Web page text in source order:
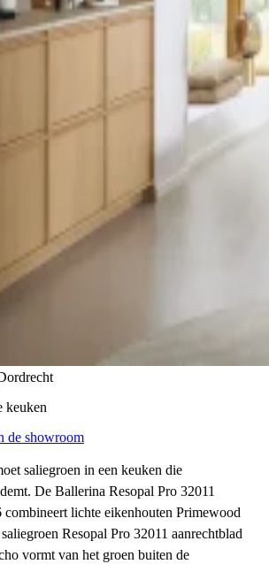
keuken
de showroom
saliegroen in een keuken die
De Ballerina Resopal Pro 32011
lichte eikenhouten Primewood
Resopal Pro 32011 aanrechtblad
vormt van het groen buiten de